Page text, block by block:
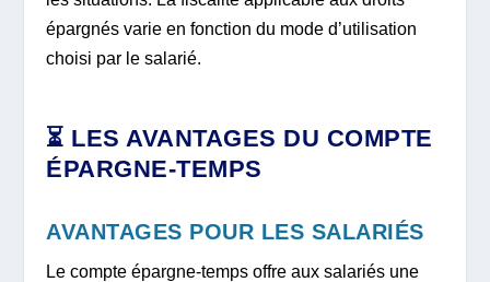
épargnés varie en fonction du mode d’utilisation
choisi par le salarié.
⏳ LES AVANTAGES DU COMPTE
ÉPARGNE-TEMPS
AVANTAGES POUR LES SALARIÉS
Le compte épargne-temps offre aux salariés une